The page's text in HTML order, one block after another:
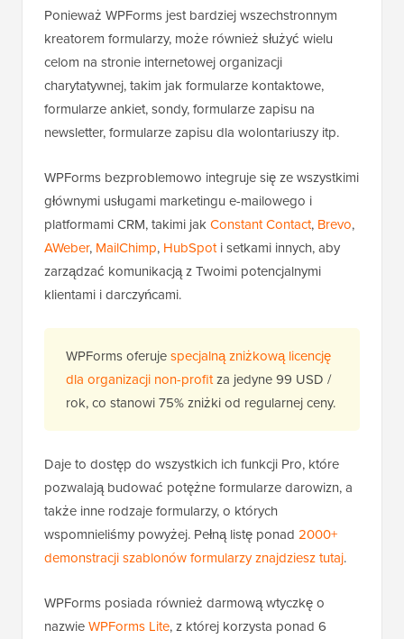
Ponieważ WPForms jest bardziej wszechstronnym
kreatorem formularzy, może również służyć wielu
celom na stronie internetowej organizacji
charytatywnej, takim jak formularze kontaktowe,
formularze ankiet, sondy, formularze zapisu na
newsletter, formularze zapisu dla wolontariuszy itp.
WPForms bezproblemowo integruje się ze wszystkimi
głównymi usługami marketingu e-mailowego i
platformami CRM, takimi jakConstant Contact, Brevo,
AWeber, MailChimp, HubSpoti setkami innych, aby
zarządzać komunikacją z Twoimi potencjalnymi
klientami i darczyńcami.
WPForms oferujespecjalną zniżkową licencję
dla organizacji non-profitza jedyne 99 USD /
rok, co stanowi 75% zniżki od regularnej ceny.
Daje to dostęp do wszystkich ich funkcji Pro, które
pozwalają budować potężne formularze darowizn, a
także inne rodzaje formularzy, o których
wspomnieliśmy powyżej. Pełną listę ponad 2000+
demonstracji szablonów formularzy znajdziesz tutaj.
WPForms posiada również darmową wtyczkę o
nazwieWPForms Lite, z której korzysta ponad 6